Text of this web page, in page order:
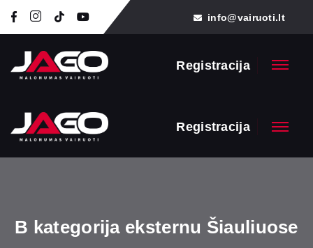
info@vairuoti.lt
Registracija
Registracija
B kategorija eksternu Šiauliuose